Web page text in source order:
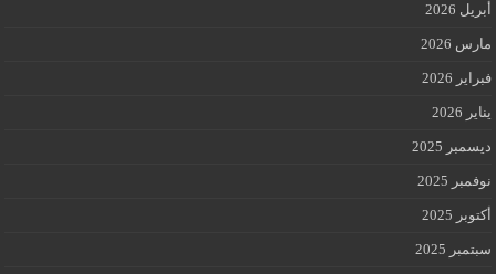
أبريل 2026
مارس 2026
فبراير 2026
يناير 2026
ديسمبر 2025
نوفمبر 2025
أكتوبر 2025
سبتمبر 2025